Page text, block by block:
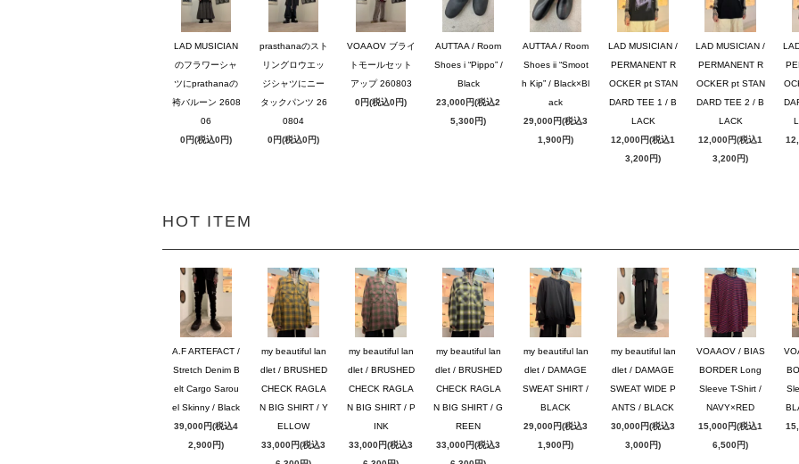
LAD MUSICIAN
のフラワーシャ
ツにprathanaの
袴バルーン 2608
06
0円(税込0円)
prasthanaのスト
リングロウエッ
ジシャツにニー
タックパンツ 26
0804
0円(税込0円)
VOAAOV ブライ
トモールセット
アップ 260803
0円(税込0円)
AUTTAA / Room
Shoes i “Pippo” /
Black
23,000円(税込2
5,300円)
AUTTAA / Room
Shoes ii “Smoot
h Kip” / Black×Bl
ack
29,000円(税込3
1,900円)
LAD MUSICIAN /
PERMANENT R
OCKER pt STAN
DARD TEE 1 / B
LACK
12,000円(税込1
3,200円)
LAD MUSICIAN /
PERMANENT R
OCKER pt STAN
DARD TEE 2 / B
LACK
12,000円(税込1
3,200円)
HOT ITEM
A.F ARTEFACT /
Stretch Denim B
elt Cargo Sarou
el Skinny / Black
39,000円(税込4
2,900円)
my beautiful lan
dlet / BRUSHED
CHECK RAGLA
N BIG SHIRT / Y
ELLOW
33,000円(税込3
my beautiful lan
dlet / BRUSHED
CHECK RAGLA
N BIG SHIRT / P
INK
33,000円(税込3
my beautiful lan
dlet / BRUSHED
CHECK RAGLA
N BIG SHIRT / G
REEN
33,000円(税込3
my beautiful lan
dlet / DAMAGE
SWEAT SHIRT /
BLACK
29,000円(税込3
1,900円)
my beautiful lan
dlet / DAMAGE
SWEAT WIDE P
ANTS / BLACK
30,000円(税込3
3,000円)
VOAAOV / BIAS
BORDER Long
Sleeve T-Shirt /
NAVY×RED
15,000円(税込1
6,500円)